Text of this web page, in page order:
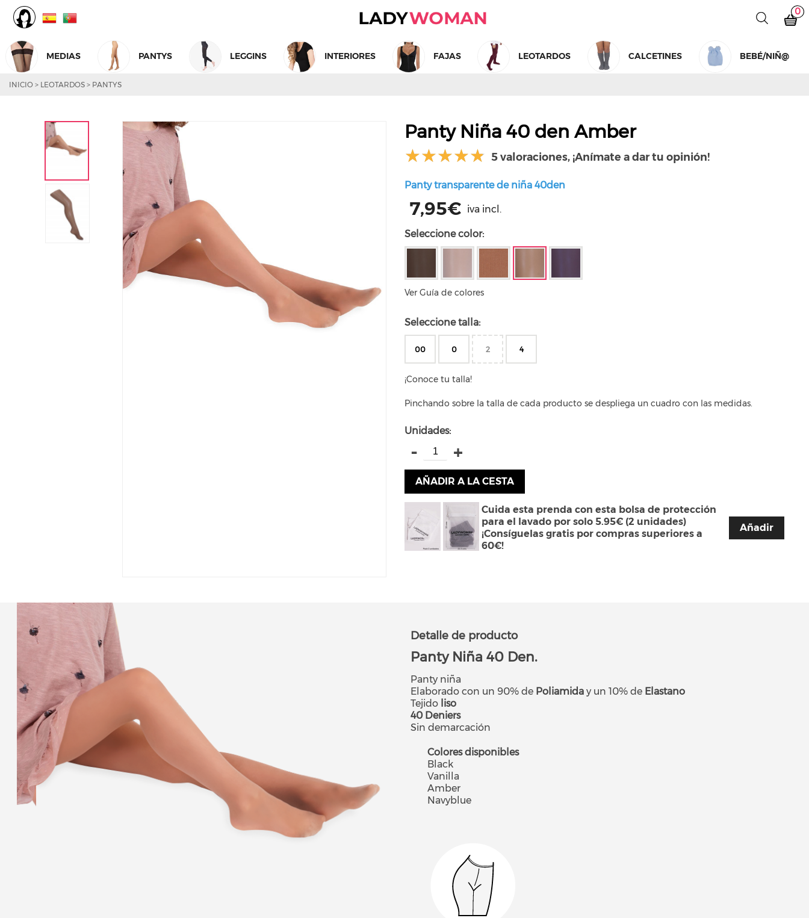
0
MEDIAS PANTYS LEGGINS INTERIORES FAJAS LEOTARDOS CALCETINES BEBÉ/NIÑ@
INICIO > LEOTARDOS > PANTYS
Panty Niña 40 den Amber
5 valoraciones, ¡Anímate a dar tu opinión!
Panty transparente de niña 40den
7,95€ iva incl.
Seleccione color:
Ver Guía de colores
Seleccione talla:
00 0 2 4
¡Conoce tu talla!
Pinchando sobre la talla de cada producto se despliega un cuadro con las medidas.
Unidades:
- +
AÑADIR A LA CESTA
Cuida esta prenda con esta bolsa de protección
para el lavado por solo 5.95€ (2 unidades)
¡Consíguelas gratis por compras superiores a
60€!
Añadir
Detalle de producto
Panty Niña 40 Den.
Panty niña
Elaborado con un 90% de Poliamida y un 10% de Elastano
Tejido liso
40 Deniers
Sin demarcación
Colores disponibles
Black
Vanilla
Amber
Navyblue